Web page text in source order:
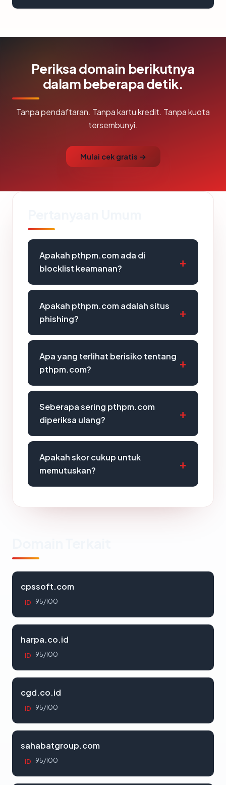
Periksa domain berikutnya
dalam beberapa detik.
Tanpa pendaftaran. Tanpa kartu kredit. Tanpa kuota
tersembunyi.
Mulai cek gratis →
Apakah pthpm.com ada di
blocklist keamanan?
Apakah pthpm.com adalah situs
phishing?
Apa yang terlihat berisiko tentang
pthpm.com?
Seberapa sering pthpm.com
diperiksa ulang?
Apakah skor cukup untuk
memutuskan?
cpssoft.com
ID 95/100
harpa.co.id
ID 95/100
cgd.co.id
ID 95/100
sahabatgroup.com
ID 95/100